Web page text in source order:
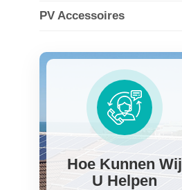
PV Accessoires
Hoe Kunnen Wij
U Helpen